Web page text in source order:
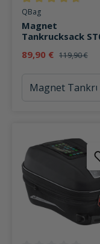
Durchschnittliche
QBag
Magnet
Tankrucksack
22-35 Liter
89,90 € 119,90 €